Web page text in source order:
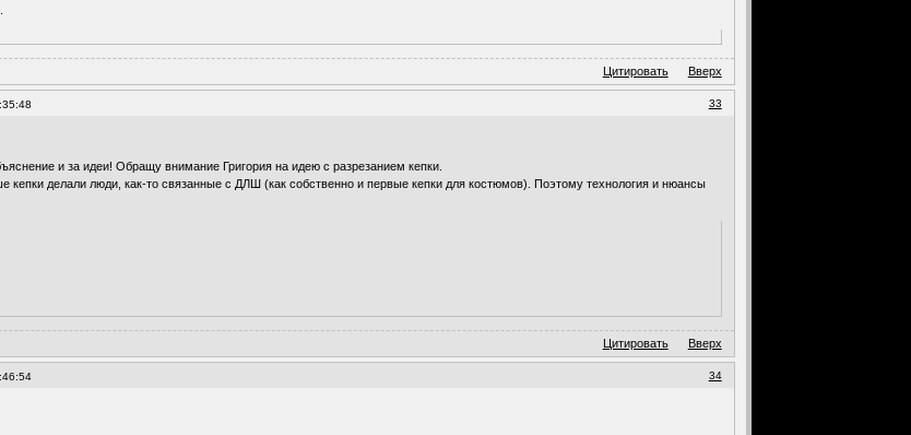
Цитировать Вверх
33
и за идеи! Обращу внимание Григория на идею с разрезанием кепки.
кепки делали люди, как-то связанные с ДЛШ (как собственно и первые кепки для костюмов). Поэтому технология и нюансы
Цитировать Вверх
34